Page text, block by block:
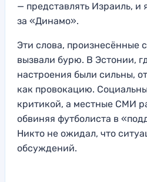
— представлять Израиль, и
за «Динамо».
Эти слова, произнесённые
вызвали бурю. В Эстонии,
настроения были сильны,
как провокацию.
критикой, а местные СМИ
обвиняя футболиста в
Никто не ожидал, что
обсуждений.